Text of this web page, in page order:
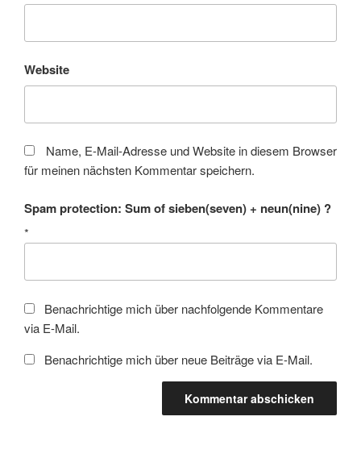
Website
Name, E-Mail-Adresse und Website in diesem Browser
für meinen nächsten Kommentar speichern.
Spam protection: Sum of sieben(seven) + neun(nine) ?
*
Benachrichtige mich über nachfolgende Kommentare
via E-Mail.
Benachrichtige mich über neue Beiträge via E-Mail.